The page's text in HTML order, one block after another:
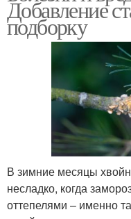
Добавление
подборку
В зимние месяцы
несладко, когда
оттепелями – именно